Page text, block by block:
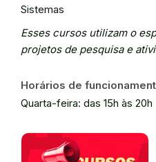
Sistemas
Esses cursos utilizam o
projetos de pesquisa e
Horários de
Quarta-feira: das 15h às 20h